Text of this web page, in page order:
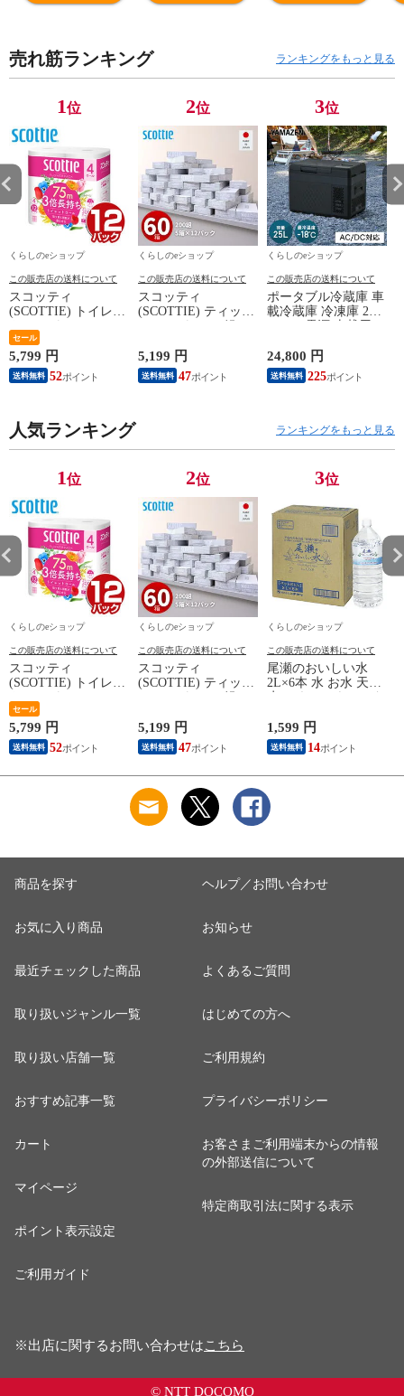
VCT1.25×3 山善
YAMAZEN 【送
売れ筋ランキング ランキングをもっと見る
1位
くらしのeショップ
この販売店の送料について
スコッティ
(SCOTTIE) トイレッ
トペーパー フラワー
パック 3倍長持ち 4
ロール(ダブル) 4ロー
ル×12(48ロール) 3倍
ロール 3倍巻 トイレ
製紙クレシア 【送料
無料】
セール
5,799 円
送料無料 52
2位
くらしのeショップ
この販売店の送料について
スコッティ
(SCOTTIE) ティッシ
ュペーパー 200組 5
ティシュペーパー ま
とめ買い ケース販売
ボックスティッシュ
5,199 円
送料無料 47
3位
くらしのeショップ
この販売店の送料について
ポータブル冷蔵庫 車
載冷蔵庫 冷凍庫 25L
AC/DC電源 車載用
度 急速冷凍 コンプ
レッサー式 YFR-
AC252(B) ミニ冷蔵庫
カンド冷蔵庫 山善
24,800 円
送料無料 225
人気ランキング ランキングをもっと見る
1位
くらしのeショップ
この販売店の送料について
スコッティ
(SCOTTIE) トイレッ
トペーパー フラワー
パック 3倍長持ち 4
ロール(ダブル) 4ロー
ル×12(48ロール) 3倍
ロール 3倍巻 トイレ
セール
5,799 円
送料無料 52
2位
くらしのeショップ
この販売店の送料について
スコッティ
(SCOTTIE) ティッシ
ュペーパー 200組 5
ティシュペーパー ま
とめ買い ケース販売
ボックスティッシュ
シア 【送料無料】
5,199 円
送料無料 47
3位
くらしのeショップ
この販売店の送料について
尾瀬のおいしい水
2L×6本 水 お水 天然
水 ミネラルウォータ
トル 2L 名水百選 尾
瀬 国産 箱 ケース ま
とめ買い ニチネン
1,599 円
送料無料 14
商品を探す
お気に入り商品
最近チェックした商品
取り扱いジャンル一覧
取り扱い店舗一覧
おすすめ記事一覧
カート
マイページ
ポイント表示設定
ご利用ガイド
ヘルプ／お問い合わせ
お知らせ
よくあるご質問
はじめての方へ
ご利用規約
プライバシーポリシー
お客さまご利用端末からの情報
の外部送信について
特定商取引法に関する表示
※出店に関するお問い合わせはこちら
© NTT DOCOMO